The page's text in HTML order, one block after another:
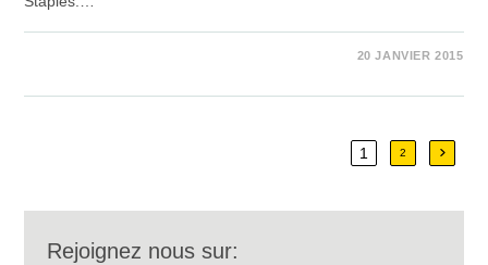
20 JANVIER 2015
1 2 Aller à
Rejoignez nous sur: